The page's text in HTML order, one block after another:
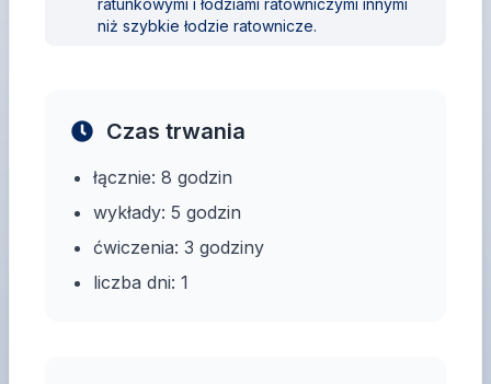
ratunkowymi i łodziami ratowniczymi innymi
niż szybkie łodzie ratownicze.
Czas trwania
łącznie: 8 godzin
wykłady: 5 godzin
ćwiczenia: 3 godziny
liczba dni: 1